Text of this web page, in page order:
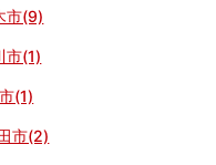
市(9)
市(1)
(1)
市(2)